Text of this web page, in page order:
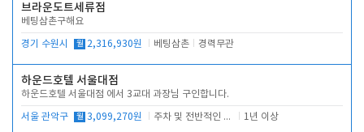
브라운도트세류점
베팅삼촌구해요
경기 수원시 월 2,316,930원 베팅삼촌 경력무관
하운드호텔 서울대점
하운드호텔 서울대점 에서 3교대 과장님 구인합니다.
서울 관악구 월 3,099,270원 주차 및 전반적인 당번업무 1년 이상